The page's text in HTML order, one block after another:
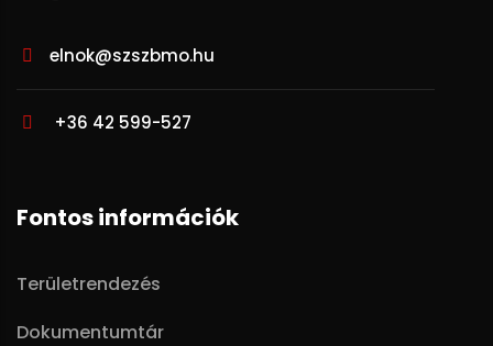
elnok@szszbmo.hu
+36 42 599-527
Fontos információk
Területrendezés
Dokumentumtár